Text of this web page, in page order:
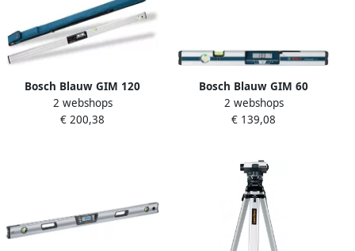
Bosch Blauw GIM 120
Digitale waterpas
0601076800
2 webshops
€ 200,38
Bosch Blauw GIM 60
Digitale waterpas
0601076700
2 webshops
€ 139,08